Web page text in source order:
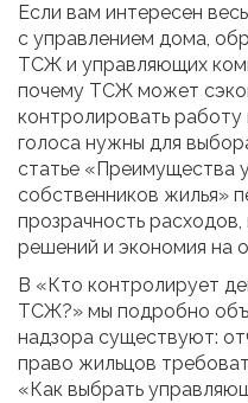
Если вам интересен
с управлением дома,
ТСЖ и управляющих
почему ТСЖ может
контролировать работу
голоса нужны для
статье «Преимущества
собственников жилья»
прозрачность
решений и экономия на
В «Кто контролирует
ТСЖ?» мы подробно
надзора существуют:
право жильцов
«Как выбрать